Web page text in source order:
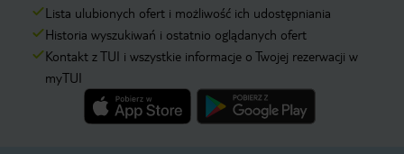
Lista ulubionych ofert i możliwość ich udostępniania
Historia wyszukiwań i ostatnio oglądanych ofert
Kontakt z TUI i wszystkie informacje o Twojej rezerwacji w
myTUI